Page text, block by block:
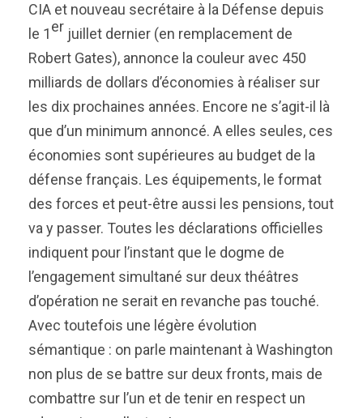
CIA et nouveau secrétaire à la Défense depuis
le 1er juillet dernier (en remplacement de
Robert Gates), annonce la couleur avec 450
milliards de dollars d’économies à réaliser sur
les dix prochaines années. Encore ne s’agit-il là
que d’un minimum annoncé. A elles seules, ces
économies sont supérieures au budget de la
défense français. Les équipements, le format
des forces et peut-être aussi les pensions, tout
va y passer. Toutes les déclarations officielles
indiquent pour l’instant que le dogme de
l’engagement simultané sur deux théâtres
d’opération ne serait en revanche pas touché.
Avec toutefois une légère évolution
sémantique : on parle maintenant à Washington
non plus de se battre sur deux fronts, mais de
combattre sur l’un et de tenir en respect un